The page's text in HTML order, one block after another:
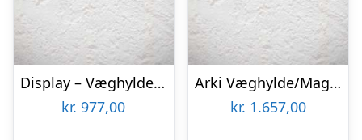
Display – Væghylde i egetræ 110 cm.
kr. 977,00
Arki Væghylde/Magasinholder – Grøn, Grå, Natur, Rød
kr. 1.657,00